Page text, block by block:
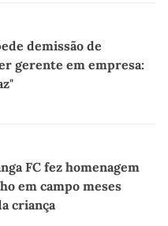
demissão de
gerente em empresa:
FC fez homenagem
em campo meses
criança